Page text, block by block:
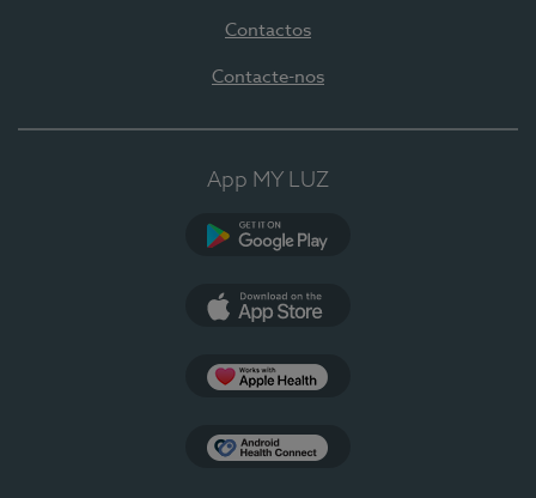
Contactos
Contacte-nos
App MY LUZ